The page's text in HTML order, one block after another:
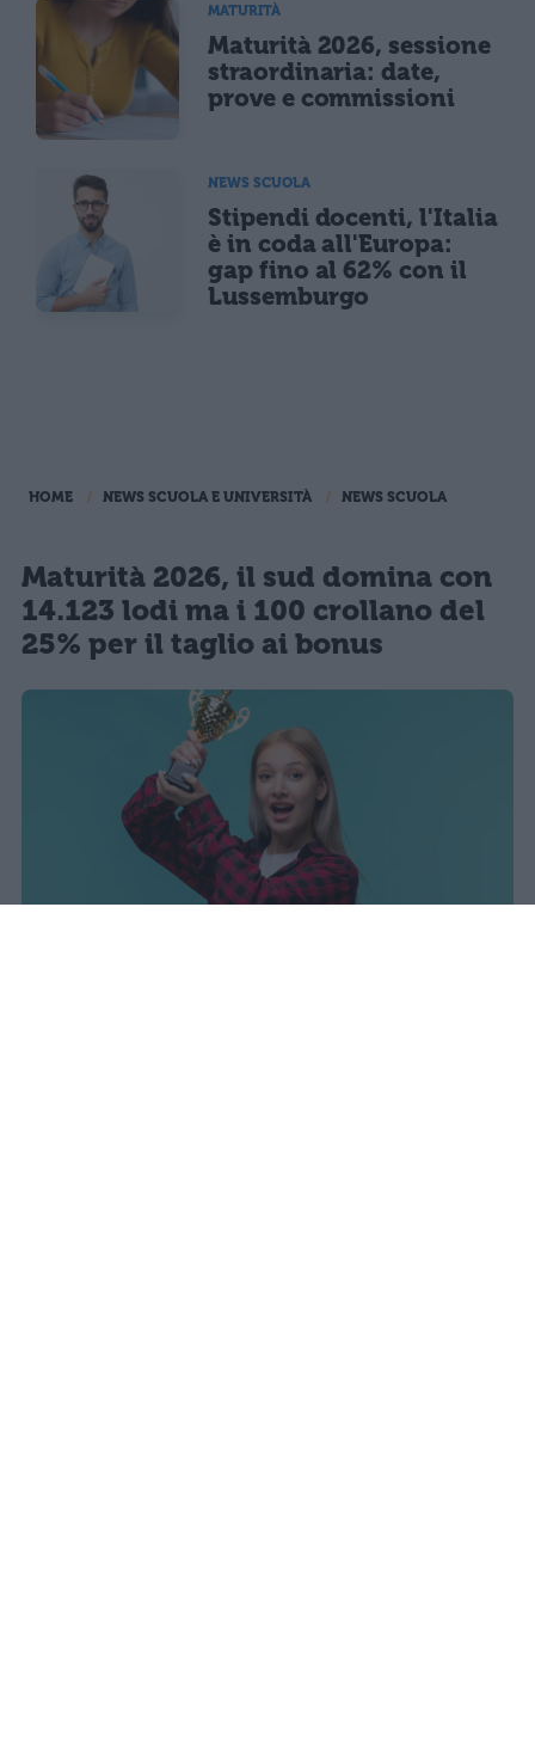
MATURITÀ
Maturità 2026, sessione
straordinaria: date,
prove e commissioni
NEWS SCUOLA
Stipendi docenti, l'Italia
è in coda all'Europa:
gap fino al 62% con il
Lussemburgo
HOME NEWS SCUOLA E UNIVERSITÀ NEWS SCUOLA
Maturità 2026, il sud domina con
14.123 lodi ma i 100 crollano del
25% per il taglio ai bonus